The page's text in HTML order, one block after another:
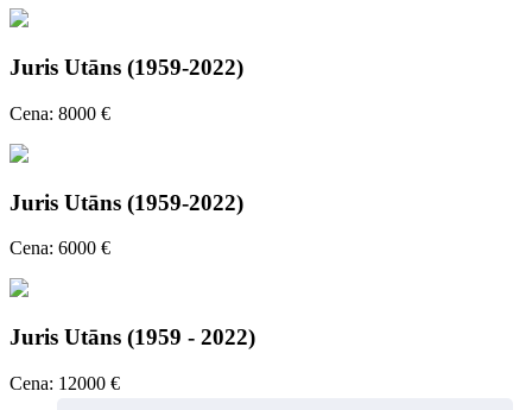
Juris Utāns (1959-2022)
Cena: 8000 €
Juris Utāns (1959-2022)
Cena: 6000 €
Juris Utāns (1959 - 2022)
Cena: 12000 €